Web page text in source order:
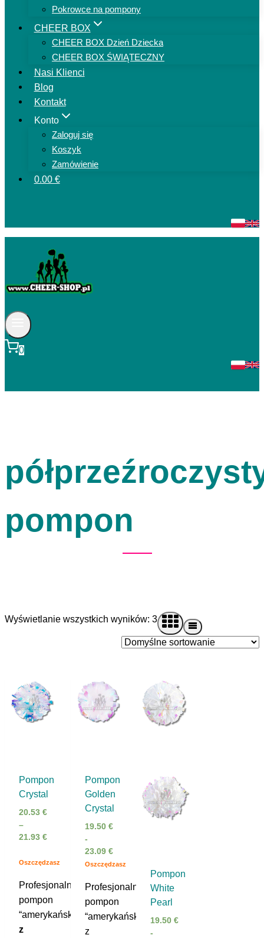
Pokrowce na pompony
CHEER BOX
CHEER BOX Dzień Dziecka
CHEER BOX ŚWIĄTECZNY
Nasi Klienci
Blog
Kontakt
Konto
Zaloguj się
Koszyk
Zamówienie
0.00 €
0
pompon
Wyświetlanie wszystkich wyników: 3
Pompon
Crystal
20.53 €
–
21.93 €
cen:
20.53 €
do
21.93 €
Oszczędzasz
Profesjonalny
pompon
“amerykański”,
z
Pompon
Golden
Crystal
19.50 €
-
23.09 €
Oszczędzasz
Profesjonalny
pompon
“amerykański”,
z
Pompon
White
Pearl
19.50€
-